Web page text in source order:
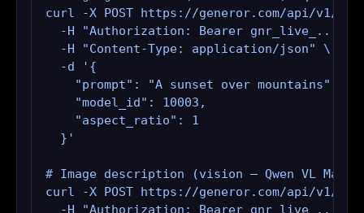
curl -X POST https://generor.com/api/v1/
  -H "Authorization: Bearer gnr_live_..." \
  -H "Content-Type: application/json" \
  -d '{
    "prompt": "A sunset over mountains",
    "model_id": 10003,
    "aspect_ratio": 1
  }'
# Image description (vision — Qwen VL
curl -X POST https://generor.com/api/v1/
  -H "Authorization: Bearer gnr_live_..." \